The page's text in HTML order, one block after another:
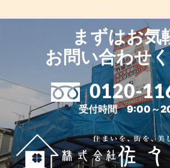
まずはお気
お問い合わせ
0120-
受付時間 9:00～